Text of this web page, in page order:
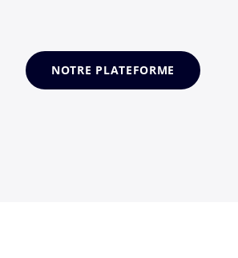
NOTRE PLATEFORME